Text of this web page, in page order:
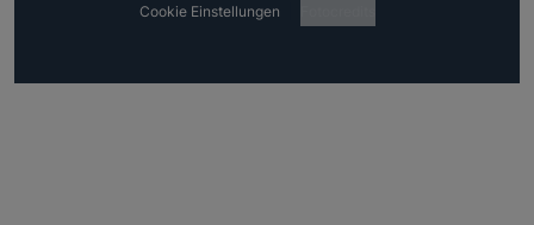
Cookie Einstellungen